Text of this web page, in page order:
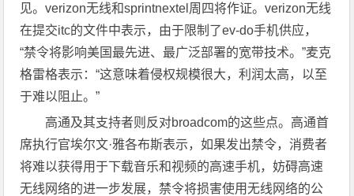
见。verizon无线和sprintnextel周四将作证。verizon无线
在提交itc的文件中表示，由于限制了ev-do手机供应，
“禁令将影响美国最先进、最广泛部署的宽带技术。”麦克
格雷格表示：“这意味着侵权规模很大，利润太高，以至
于难以阻止。”
高通及其支持者则反对broadcom的这些点。高通首
席执行官埃尔文·雅各布斯表示，如果发出禁令，消费者
将难以获得用于下载音乐和视频的高速手机，妨碍高速
无线网络的进一步发展，禁令将损害使用无线网络的公